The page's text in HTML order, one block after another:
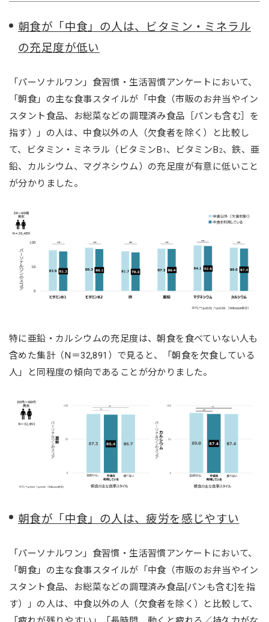
朝食が「中食」の人は、ビタミン・ミネラル
の充足度が低い
「パーソナルワン」食習慣・生活習慣アンケートにおいて、
「朝食」の主な食事スタイルが「中食（市販のお弁当やイン
スタント食品、お総菜などの調理済み食品［パンも含む］を
指す）」の人は、中食以外の人（欠食者を除く）と比較し
て、ビタミン・ミネラル（ビタミンB 1 、ビタミンB2、鉄、亜
鉛、カルシウム、マグネシウム）の充足度が有意に低いこと
が分かりました。
特に亜鉛・カルシウムの充足度は、朝食を食べていない人も
含めた集計（N＝32,891）で見ると、「朝食を欠食している
人」と同程度の傾向であることが分かりました。
朝食が「中食」の人は、疲労を感じやすい
「パーソナルワン」食習慣・生活習慣アンケートにおいて、
「朝食」の主な食事スタイルが「中食（市販のお弁当やイン
スタント食品、お総菜などの調理済み食品[パンも含む]を指
す）」の人は、中食以外の人（欠食者を除く）と比較して、